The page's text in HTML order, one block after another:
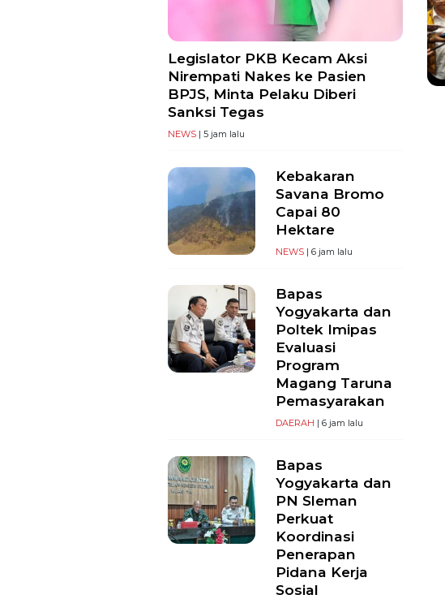
Legislator PKB Kecam Aksi
Nirempati Nakes ke Pasien
BPJS, Minta Pelaku Diberi
Sanksi Tegas
NEWS | 5 jam lalu
Kebakaran
Savana Bromo
Capai 80
Hektare
NEWS | 6 jam lalu
Bapas
Yogyakarta dan
Poltek Imipas
Evaluasi
Program
Magang Taruna
Pemasyarakan
DAERAH | 6 jam lalu
Bapas
Yogyakarta dan
PN Sleman
Perkuat
Koordinasi
Penerapan
Pidana Kerja
Sosial